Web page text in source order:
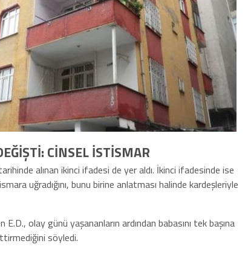
CİNSEL İSTİSMAR
alınan ikinci ifadesi de yer aldı. İkinci ifadesinde ise
uğradığını, bunu birine anlatması halinde kardeşleriyle
olay günü yaşananların ardından babasını tek başına
söyledi.